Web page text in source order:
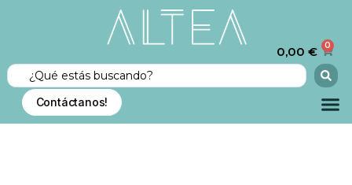
0,00 € 0
Contáctanos!